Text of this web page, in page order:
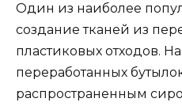
Один из наиболее
создание тканей из
пластиковых отходов.
переработанных
распространенным